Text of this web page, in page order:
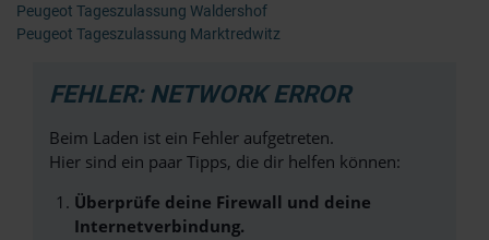
Peugeot Tageszulassung Waldershof
Peugeot Tageszulassung Marktredwitz
FEHLER: NETWORK ERROR
Beim Laden ist ein Fehler aufgetreten.
Hier sind ein paar Tipps, die dir helfen können:
Überprüfe deine Firewall und deine
Internetverbindung.